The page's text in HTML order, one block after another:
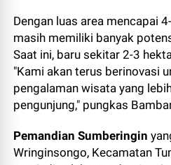
Dengan luas area mencapai
masih memiliki banyak
Saat ini, baru sekitar 2-3
"Kami akan terus berinovasi
pengalaman wisata yang
pengunjung," pungkas
Pemandian Sumberingin
Wringinsongo, Kecamatan